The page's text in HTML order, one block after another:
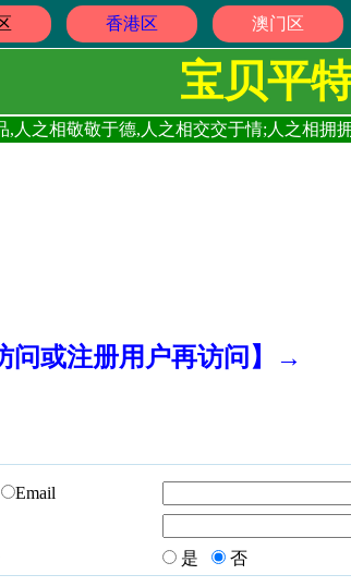
香港区 澳门区
宝贝平
,人之相敬敬于德,人之相交交于情;人之相拥
问或注册用户再访问】→
Email
是 否